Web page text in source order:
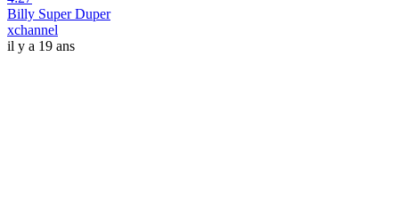
Billy Super Duper
xchannel
il y a 19 ans